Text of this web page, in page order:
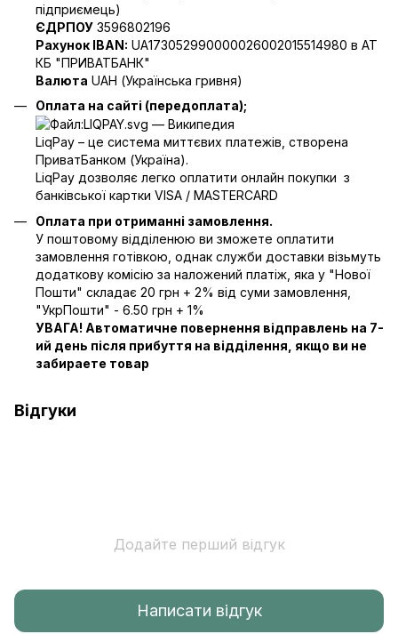
пiдприємець)
ЄДРПОУ 3596802196
Рахунок IBAN: UA173052990000026002015514980 в АТ
КБ "ПРИВАТБАНК"
Валюта UAH (Українська гривня)
Оплата на сайті (передоплата);
LiqPay – це система миттєвих платежів, створена
ПриватБанком (Україна).
LiqPay дозволяє легко оплатити онлайн покупки з
банківської картки VISA / MASTERCARD
Оплата при отриманні замовлення.
У поштовому відділенюю ви зможете оплатити
замовлення готівкою, однак служби доставки візьмуть
додаткову комісію за наложений платіж, яка у "Нової
Пошти" складає 20 грн + 2% від суми замовлення,
"УкрПошти" - 6.50 грн + 1%
УВАГА! Автоматичне повернення відправлень на 7-
ий день після прибуття на відділення, якщо ви не
забираете товар
Відгуки
Додайте перший відгук
Написати відгук